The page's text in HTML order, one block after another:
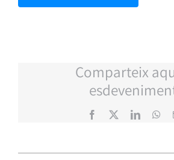
Comparteix
Facebook LinkedIn